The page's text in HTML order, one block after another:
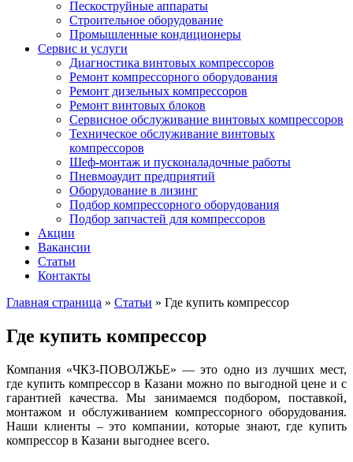
Пескоструйные аппараты
Строительное оборудование
Промышленные кондиционеры
Сервис и услуги
Диагностика винтовых компрессоров
Ремонт компрессорного оборудования
Ремонт дизельных компрессоров
Ремонт винтовых блоков
Сервисное обслуживание винтовых компрессоров
Техническое обслуживание винтовых
компрессоров
Шеф-монтаж и пусконаладочные работы
Пневмоаудит предприятий
Оборудование в лизинг
Подбор компрессорного оборудования
Подбор запчастей для компрессоров
Акции
Вакансии
Статьи
Контакты
Главная страница » Статьи » Где купить компрессор
Где купить компрессор
Компания «ЧКЗ-ПОВОЛЖЬЕ» — это одно из лучших мест,
где купить компрессор в Казани можно по выгодной цене и с
гарантией качества. Мы занимаемся подбором, поставкой,
монтажом и обслуживанием компрессорного оборудования.
Наши клиенты – это компании, которые знают, где купить
компрессор в Казани выгоднее всего.